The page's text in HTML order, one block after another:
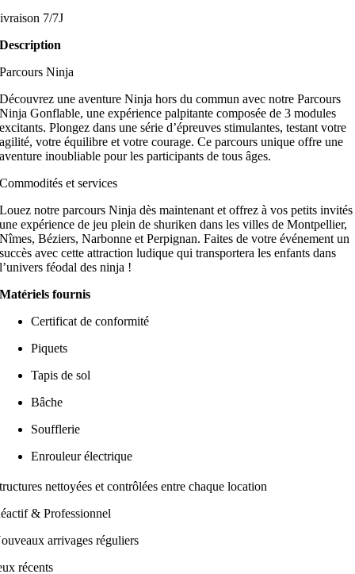
7/7J
Description
Parcours Ninja
Découvrez une aventure Ninja hors du commun avec notre Parcours
Ninja Gonflable, une expérience palpitante composée de 3 modules
excitants. Plongez dans une série d’épreuves stimulantes, testant votre
agilité, votre équilibre et votre courage. Ce parcours unique offre une
aventure inoubliable pour les participants de tous âges.
Commodités et services
Louez notre parcours Ninja dès maintenant et offrez à vos petits invités
une expérience de jeu plein de shuriken dans les villes de Montpellier,
Nîmes, Béziers, Narbonne et Perpignan. Faites de votre événement un
succès avec cette attraction ludique qui transportera les enfants dans
l’univers féodal des ninja !
Matériels fournis
Certificat de conformité
Piquets
Tapis de sol
Bâche
Soufflerie
Enrouleur​ électrique
nettoyées et contrôlées entre chaque location​
& Professionnel
arrivages réguliers
récents